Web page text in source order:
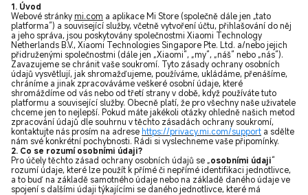
1. Úvod
Webové stránky mi.com a aplikace Mi Store (společně dále jen „tato
platforma“) a související služby, včetně vytvoření účtu, přihlašování do něj
a jeho správa, jsou poskytovány společnostmi Xiaomi Technology
Netherlands B.V., Xiaomi Technologies Singapore Pte. Ltd. a/nebo jejich
přidruženými společnostmi (dále jen „Xiaomi“, „my“, „náš“ nebo „nás“).
Zavazujeme se chránit vaše soukromí. Tyto zásady ochrany osobních
údajů vysvětlují, jak shromažďujeme, používáme, ukládáme, přenášíme,
chráníme a jinak zpracováváme veškeré osobní údaje, které
shromáždíme od vás nebo od třetí strany v době, když používáte tuto
platformu a související služby. Obecně platí, že pro všechny naše uživatele
chceme jen to nejlepší. Pokud máte jakékoli otázky ohledně našich metod
zpracování údajů dle souhrnu v těchto zásadách ochrany soukromí,
kontaktujte nás prosím na adrese https://privacy.mi.com/support a sdělte
nám své konkrétní pochybnosti. Rádi si vyslechneme vaše připomínky.
2. Co se rozumí osobními údaji?
Pro účely těchto zásad ochrany osobních údajů se „osobními údaji“
rozumí údaje, které lze použít k přímé či nepřímé identifikaci jednotlivce,
a to buď na základě samotného údaje nebo na základě daného údaje ve
spojení s dalšími údaji týkajícími se daného jednotlivce, které má